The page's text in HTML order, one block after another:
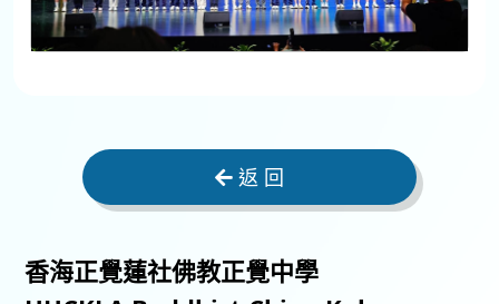
返 回
香海正覺蓮社佛教正覺中學